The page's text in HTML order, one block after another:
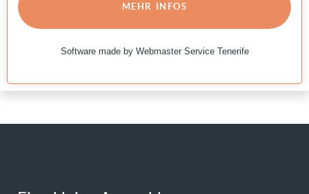
MEHR INFOS
Software made by Webmaster Service Tenerife